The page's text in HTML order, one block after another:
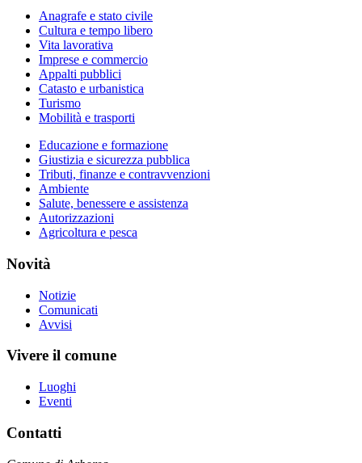
Anagrafe e stato civile
Cultura e tempo libero
Vita lavorativa
Imprese e commercio
Appalti pubblici
Catasto e urbanistica
Turismo
Mobilità e trasporti
Educazione e formazione
Giustizia e sicurezza pubblica
Tributi, finanze e contravvenzioni
Ambiente
Salute, benessere e assistenza
Autorizzazioni
Agricoltura e pesca
Novità
Notizie
Comunicati
Avvisi
Vivere il comune
Luoghi
Eventi
Contatti